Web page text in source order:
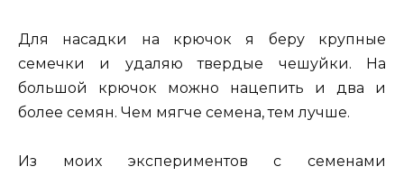
Для насадки на крючок я беру крупные
семечки и удаляю твердые чешуйки. На
большой крючок можно нацепить и два и
более семян. Чем мягче семена, тем лучше.
Из моих экспериментов с семенами